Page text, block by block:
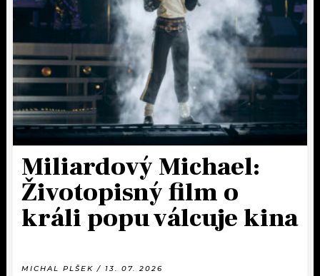
Miliardový Michael:
Životopisný film o
králi popu válcuje kina
MICHAL PLŠEK / 13. 07. 2026